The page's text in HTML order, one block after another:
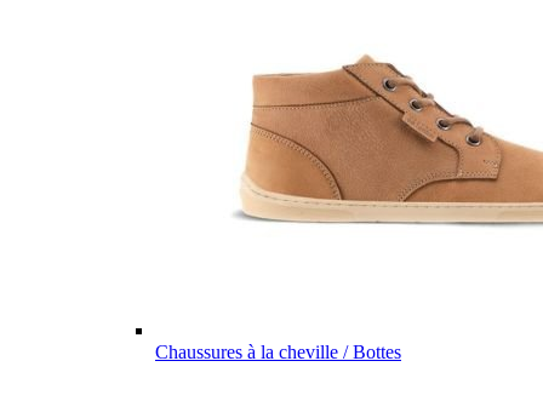
Chaussures à la cheville / Bottes